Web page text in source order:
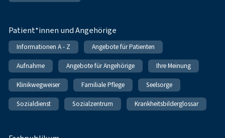
Patient*innen und Angehörige
Informationen A - Z Angebote für Patienten
Aufnahme Angebote für Angehörige Ihre Meinung
Klinikwegweiser Familiale Pflege Seelsorge
Sozialdienst Sozialzentrum Krankheitsbilderglossar